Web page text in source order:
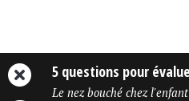
5 questions pour
Le nez bouché chez l'enfant